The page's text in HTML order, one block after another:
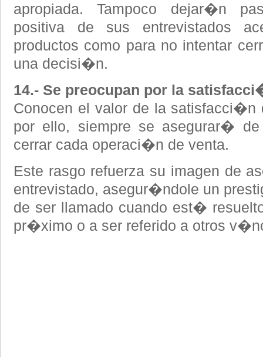
apropiada. Tampoco dejar�n
positiva de sus entrevistados
productos como para no intentar
una decisi�n.
14.- Se preocupan por la
Conocen el valor de la satisfacci�n
por ello, siempre se asegurar�
cerrar cada operaci�n de venta.
Este rasgo refuerza su imagen de
entrevistado, asegur�ndole un
de ser llamado cuando est�
pr�ximo o a ser referido a otros